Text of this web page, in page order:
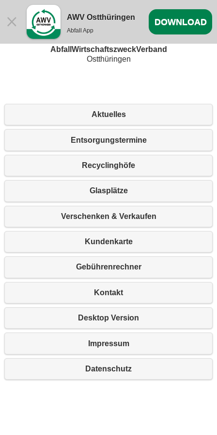
AWV Ostthüringen
Abfall App
DOWNLOAD
AbfallWirtschaftszweckVerband
Ostthüringen
Aktuelles
Entsorgungstermine
Recyclinghöfe
Glasplätze
Verschenken & Verkaufen
Kundenkarte
Gebührenrechner
Kontakt
Desktop Version
Impressum
Datenschutz